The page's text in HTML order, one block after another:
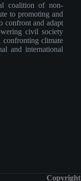
coalition of non-
to promoting and
confront and adapt
civil society
confronting climate
and international
Copyright